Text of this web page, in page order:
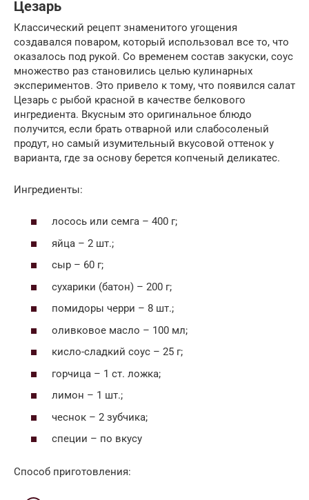
Цезарь
Классический рецепт знаменитого угощения
создавался поваром, который использовал все то, что
оказалось под рукой. Со временем состав закуски, соус
множество раз становились целью кулинарных
экспериментов. Это привело к тому, что появился салат
Цезарь с рыбой красной в качестве белкового
ингредиента. Вкусным это оригинальное блюдо
получится, если брать отварной или слабосоленый
продут, но самый изумительный вкусовой оттенок у
варианта, где за основу берется копченый деликатес.
Ингредиенты:
лосось или семга – 400 г;
яйца – 2 шт.;
сыр – 60 г;
сухарики (батон) – 200 г;
помидоры черри – 8 шт.;
оливковое масло – 100 мл;
кисло-сладкий соус – 25 г;
горчица – 1 ст. ложка;
лимон – 1 шт.;
чеснок – 2 зубчика;
специи – по вкусу
Способ приготовления: